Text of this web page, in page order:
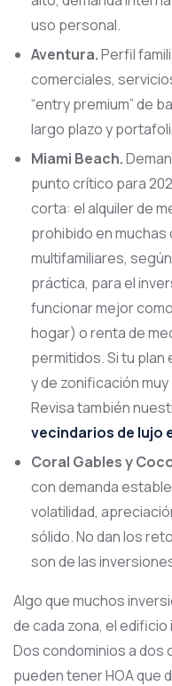
uso personal.
Aventura.Perfil
comerciales,
“entry premium” de
largo plazo y
Miami Beach.
punto crítico para
corta: el alquiler de
prohibido en
multifamiliares,
práctica, para el
funcionar mejor
hogar) o renta de
permitidos. Si tu plan
y de zonificación
Revisa también
vecindarios de lujo
Coral Gables y
con demanda
volatilidad,
sólido. No dan los
son de las
Algo que muchos
de cada zona, el
Dos condominios a dos
pueden tener HOA que